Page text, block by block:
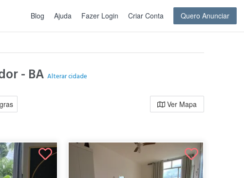
Blog Ajuda Fazer Login Criar Conta Quero Anunciar
- BAAlterar cidade
Ver Mapa